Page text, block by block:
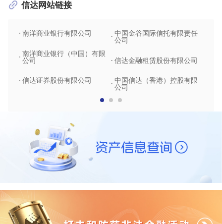
信达网站链接
南洋商业银行有限公司
南洋商业银行（中国）有限
公司
信达证券股份有限公司
中国金谷国际信托有限责任
公司
信达金融租赁股份有限公司
中国信达（香港）控股有限
公司